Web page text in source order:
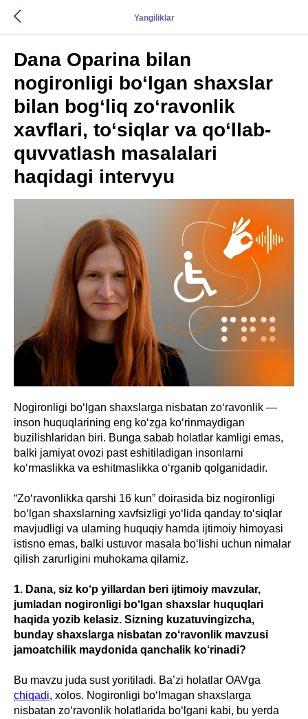
Yangiliklar
Dana Oparina bilan
nogironligi bo‘lgan shaxslar
bilan bog‘liq zo‘ravonlik
xavflari, to‘siqlar va qo‘llab-
quvvatlash masalalari
haqidagi intervyu
Nogironligi bo‘lgan shaxslarga nisbatan zo‘ravonlik —
inson huquqlarining eng ko‘zga ko‘rinmaydigan
buzilishlaridan biri. Bunga sabab holatlar kamligi emas,
balki jamiyat ovozi past eshitiladigan insonlarni
ko‘rmaslikka va eshitmaslikka o‘rganib qolganidadir.
“Zo‘ravonlikka qarshi 16 kun” doirasida biz nogironligi
bo‘lgan shaxslarning xavfsizligi yo‘lida qanday to‘siqlar
mavjudligi va ularning huquqiy hamda ijtimoiy himoyasi
istisno emas, balki ustuvor masala bo‘lishi uchun nimalar
qilish zarurligini muhokama qilamiz.
1. Dаna, siz ko‘p yillardan beri ijtimoiy mavzular,
jumladan nogironligi bo‘lgan shaxslar huquqlari
haqida yozib kelasiz. Sizning kuzatuvingizcha,
bunday shaxslarga nisbatan zo‘ravonlik mavzusi
jamoatchilik maydonida qanchalik ko‘rinadi?
Bu mavzu juda sust yoritiladi. Ba’zi holatlar OAVga
chiqadi, xolos. Nogironligi bo‘lmagan shaxslarga
nisbatan zo‘ravonlik holatlarida bo‘lgani kabi, bu yerda